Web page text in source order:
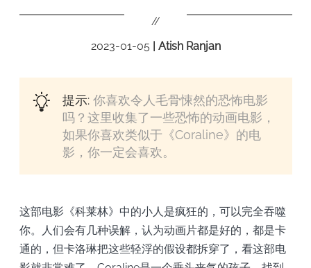
//
2023-01-05 | Atish Ranjan
提示:你喜欢令人毛骨悚然的恐怖电影
吗？这里收集了一些恐怖的动画电影，
如果你喜欢类似于《Coraline》的电
影，你一定会喜欢。
这部电影《科莱林》中的小人是疯狂的，可以完全吞噬
你。人们会有几种误解，认为动画片都是好的，都是卡
通的，但卡洛琳把这些轻浮的假设都拆穿了，看这部电